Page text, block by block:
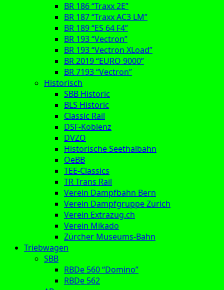
BR 186 “Traxx 2E”
BR 187 “Traxx AC3 LM”
BR 189 “ES 64 F4”
BR 193 “Vectron”
BR 193 “Vectron XLoad”
BR 2019 “EURO 9000”
BR 7193 “Vectron”
Historisch
SBB Historic
BLS Historic
Classic Rail
DSF-Koblenz
DVZO
Historische Seethalbahn
OeBB
TEE-Classics
TR Trans Rail
Verein Dampfbahn Bern
Verein Dampfgruppe Zürich
Verein Extrazug.ch
Verein Mikado
Zürcher Museums-Bahn
Triebwagen
SBB
RBDe 560 “Domino”
RBDe 562